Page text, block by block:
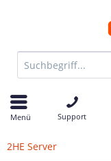
Menü Support
2HE Server